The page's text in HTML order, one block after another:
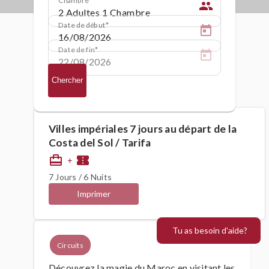
people
Date de début
Date de fin
Chercher
Circuits
Villes impériales 7 jours au départ de la
Costa del Sol / Tarifa
card_travel + confirmation_number
7 Jours / 6 Nuits
Imprimer
Tu as besoin d'aide?